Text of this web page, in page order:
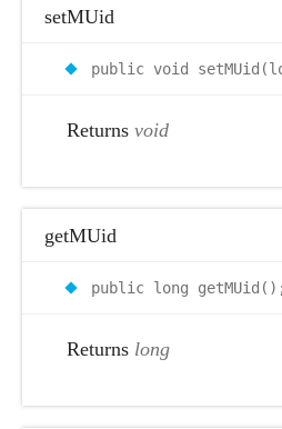
setMUid
public void
Returns void
getMUid
public long getMUid();
Returns long